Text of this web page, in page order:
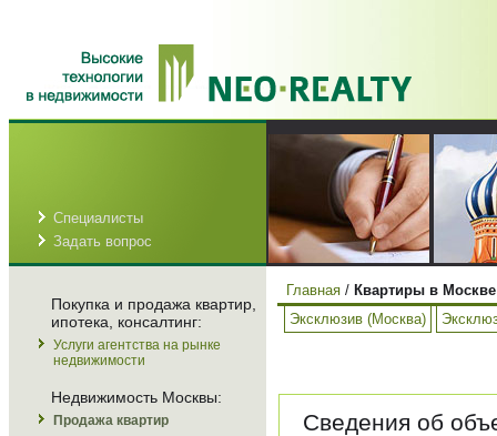
Специалисты
Задать вопрос
Покупка и продажа квартир,
ипотека, консалтинг:
Услуги агентства на рынке
недвижимости
Недвижимость Москвы:
Продажа квартир
Главная / Квартиры в
Эксклюзив (Москва)
Сведения об